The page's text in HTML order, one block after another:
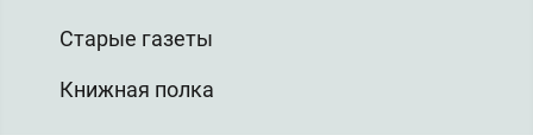
Старые газеты
Книжная полка